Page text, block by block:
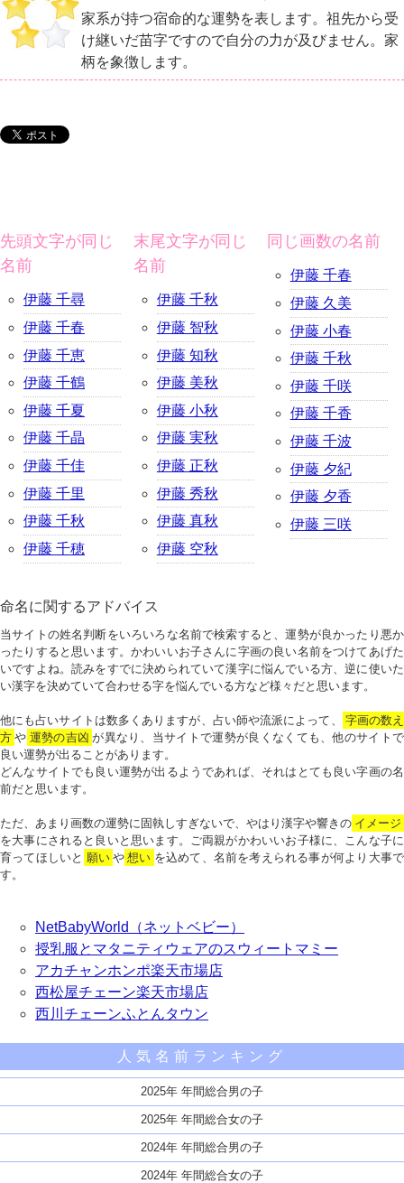
家系が持つ宿命的な運勢を表します。祖先から受
け継いだ苗字ですので自分の力が及びません。家
柄を象徴します。
先頭文字が同じ
名前
伊藤 千尋
伊藤 千春
伊藤 千恵
伊藤 千鶴
伊藤 千夏
伊藤 千晶
伊藤 千佳
伊藤 千里
伊藤 千秋
伊藤 千穂
末尾文字が同じ
名前
伊藤 千秋
伊藤 智秋
伊藤 知秋
伊藤 美秋
伊藤 小秋
伊藤 実秋
伊藤 正秋
伊藤 秀秋
伊藤 真秋
伊藤 空秋
同じ画数の名前
伊藤 千春
伊藤 久美
伊藤 小春
伊藤 千秋
伊藤 千咲
伊藤 千香
伊藤 千波
伊藤 夕紀
伊藤 夕香
伊藤 三咲
命名に関するアドバイス
当サイトの姓名判断をいろいろな名前で検索すると、運勢が良かったり悪か
ったりすると思います。かわいいお子さんに字画の良い名前をつけてあげた
いですよね。読みをすでに決められていて漢字に悩んでいる方、逆に使いた
い漢字を決めていて合わせる字を悩んでいる方など様々だと思います。
他にも占いサイトは数多くありますが、占い師や流派によって、
字画の数え
方 や 運勢の吉凶 が異なり、当サイトで運勢が良くなくても、他のサイトで
良い運勢が出ることがあります。
どんなサイトでも良い運勢が出るようであれば、それはとても良い字画の名
前だと思います。
ただ、あまり画数の運勢に固執しすぎないで、やはり漢字や響きの イメージ
を大事にされると良いと思います。ご両親がかわいいお子様に、こんな子に
育ってほしいと 願い や 想い を込めて、名前を考えられる事が何より大事で
す。
NetBabyWorld（ネットベビー）
授乳服とマタニティウェアのスウィートマミー
アカチャンホンポ楽天市場店
西松屋チェーン楽天市場店
西川チェーンふとんタウン
人気名前ランキング
2025年 年間総合男の子
2025年 年間総合女の子
2024年 年間総合男の子
2024年 年間総合女の子